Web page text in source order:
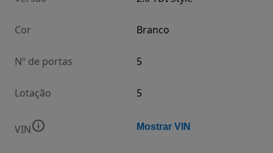
Cor Branco
Nº de portas 5
Lotação 5
VIN Mostrar VIN